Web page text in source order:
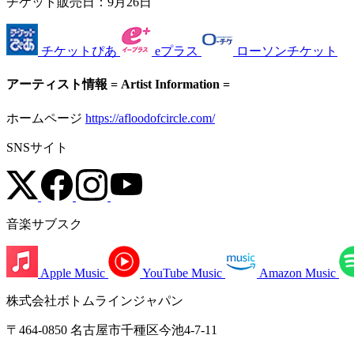
チケットぴあ eプラス ローソンチケット
アーティスト情報 = Artist Information =
ホームページ https://afloodofcircle.com/
SNSサイト
音楽サブスク
Apple Music YouTube Music Amazon Music
株式会社ボトムラインジャパン
〒464-0850 名古屋市千種区今池4-7-11